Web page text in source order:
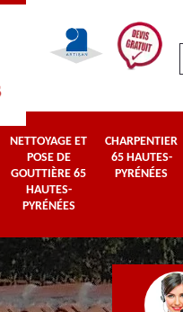
NETTOYAGE ET
POSE DE
GOUTTIÈRE 65
HAUTES-
PYRÉNÉES
CHARPENTIER
65 HAUTES-
PYRÉNÉES